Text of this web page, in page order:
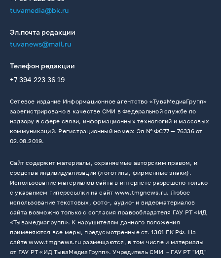
tuvamedia@bk.ru
Эл.почта редакции
tuvanews@mail.ru
Телефон редакции
+7 394 223 36 19
Сетевое издание Информационное агентство «ТуваМедиаГрупп»
зарегистрировано в качестве СМИ в Федеральной службе по
надзору в сфере связи, информационных технологий и массовых
коммуникаций. Регистрационный номер: Эл № ФС77 — 76336 от
02.08.2019.
Сайт содержит материалы, охраняемые авторским правом, и
средства индивидуализации (логотипы, фирменные знаки).
Использование материалов сайта в интернете разрешено только
с указанием гиперссылки на сайт www.tmgnews.ru. Любое
использование текстовых, фото-, аудио- и видеоматериалов
сайта возможно только с согласия правообладателя ГАУ РТ «ИД
«Тывамедиагрупп». К нарушителям данного положения
применяются все меры, предусмотренные ст. 1301 ГК РФ. На
сайте www.tmgnews.ru размещаются, в том числе и материалы
от ГАУ РТ «ИД ТываМедиаГрупп». Учредитель СМИ －ГАУ РТ "ИД"